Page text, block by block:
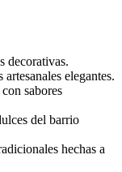
decorativas.
artesanales elegantes.
sabores
del barrio
hechas a